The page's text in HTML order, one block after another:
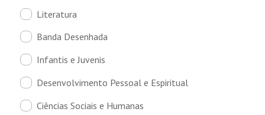
Literatura
Banda Desenhada
Infantis e Juvenis
Desenvolvimento Pessoal e Espiritual
Ciências Sociais e Humanas